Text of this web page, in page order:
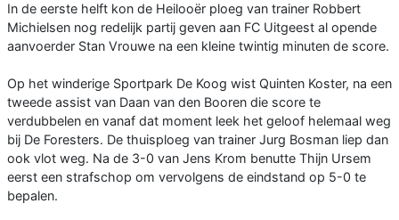
In de eerste helft kon de Heilooër ploeg van trainer Robbert
Michielsen nog redelijk partij geven aan FC Uitgeest al opende
aanvoerder Stan Vrouwe na een kleine twintig minuten de score.
Op het winderige Sportpark De Koog wist Quinten Koster, na een
tweede assist van Daan van den Booren die score te
verdubbelen en vanaf dat moment leek het geloof helemaal weg
bij De Foresters. De thuisploeg van trainer Jurg Bosman liep dan
ook vlot weg. Na de 3-0 van Jens Krom benutte Thijn Ursem
eerst een strafschop om vervolgens de eindstand op 5-0 te
bepalen.